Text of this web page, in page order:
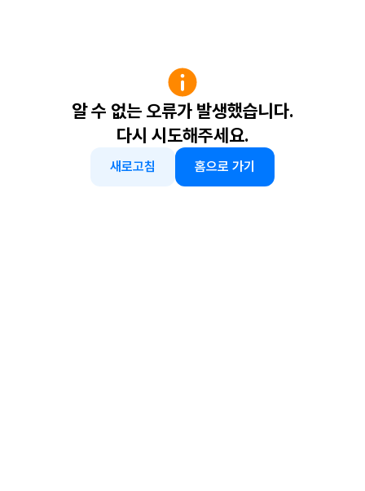
알 수 없는 오류가 발생했습니다.
다시 시도해주세요.
새로고침 홈으로 가기